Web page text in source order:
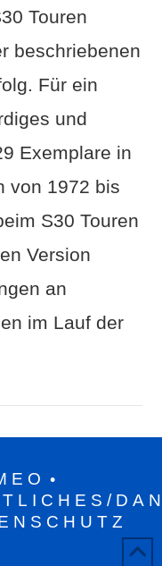
Touren
beschriebenen
Für ein
und
Exemplare in
von 1972 bis
S30 Touren
Version
an
im Lauf der
•